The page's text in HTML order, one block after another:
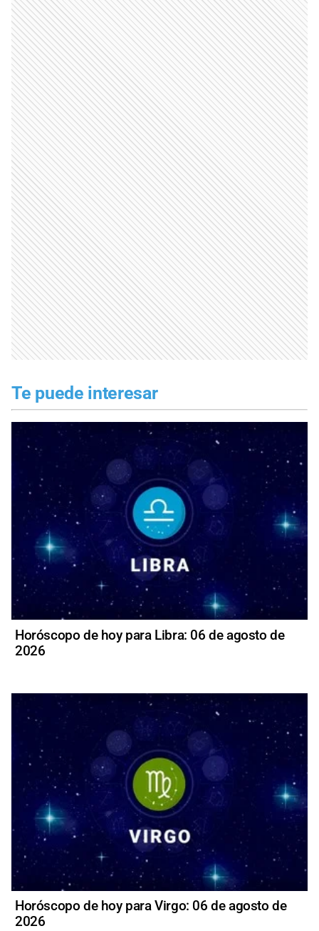
Te puede interesar
Horóscopo de hoy para Libra: 06 de agosto de
2026
Horóscopo de hoy para Virgo: 06 de agosto de
2026